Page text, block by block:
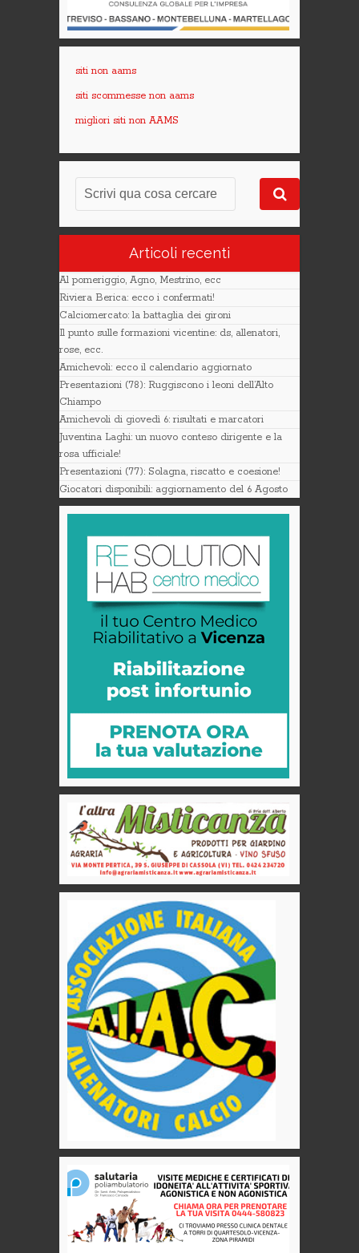
siti non aams
siti scommesse non aams
migliori siti non AAMS
Articoli recenti
Al pomeriggio, Agno, Mestrino, ecc
Riviera Berica: ecco i confermati!
Calciomercato: la battaglia dei gironi
Il punto sulle formazioni vicentine: ds, allenatori,
rose, ecc.
Amichevoli: ecco il calendario aggiornato
Presentazioni (78): Ruggiscono i leoni dell’Alto
Chiampo
Amichevoli di giovedì 6: risultati e marcatori
Juventina Laghi: un nuovo conteso dirigente e la
rosa ufficiale!
Presentazioni (77): Solagna, riscatto e coesione!
Giocatori disponibili: aggiornamento del 6 Agosto